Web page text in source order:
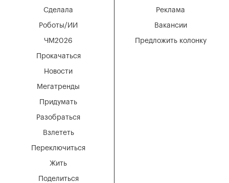
Мегатренды
Придумать
Разобраться
Взлететь
Новости
Переключиться
Жить
Поделиться
Сделала
Роботы/ИИ
ЧМ2026
Прокачаться
Вакансии
Реклама
Предложить колонку